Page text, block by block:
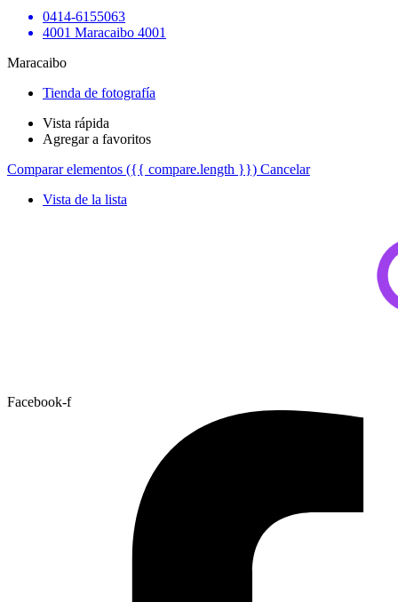
0414-6155063
4001 Maracaibo 4001
Maracaibo
Tienda de fotografía
Vista rápida
Agregar a favoritos
Comparar elementos ({{ compare.length }}) Cancelar
Vista de la lista
Facebook-f